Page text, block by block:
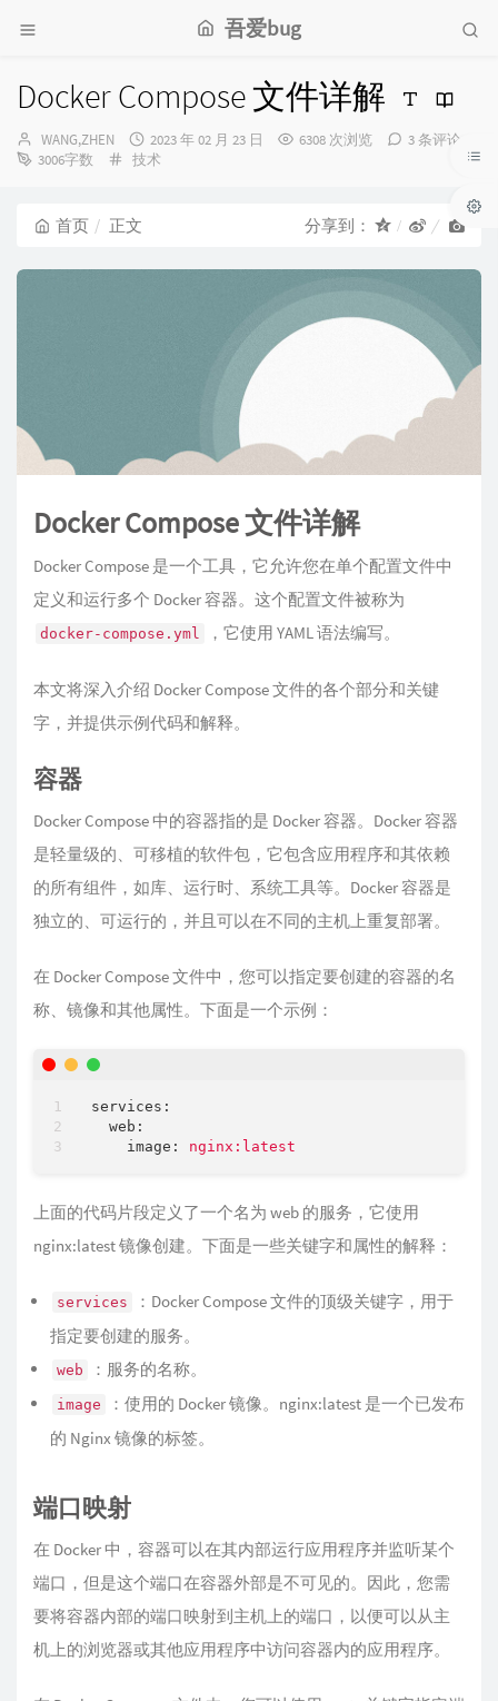
吾爱bug
Docker Compose 文件详解
博
主：
WANG,ZHEN
发
布
2023 年 02 月 23 日 6308 次浏览
3 条评论
3006字数
分
技术
首页 正文 分享到：
Docker Compose 文件详解
Docker Compose 是一个工具，它允许您在单个配置文件中
定义和运行多个 Docker 容器。这个配置文件被称为
docker-compose.yml ，它使用 YAML 语法编写。
本文将深入介绍 Docker Compose 文件的各个部分和关键
字，并提供示例代码和解释。
容器
Docker Compose 中的容器指的是 Docker 容器。Docker 容器
是轻量级的、可移植的软件包，它包含应用程序和其依赖
的所有组件，如库、运行时、系统工具等。Docker 容器是
独立的、可运行的，并且可以在不同的主机上重复部署。
在 Docker Compose 文件中，您可以指定要创建的容器的名
称、镜像和其他属性。下面是一个示例：
services:
web:
image:
nginx:latest
上面的代码片段定义了一个名为 web 的服务，它使用
nginx:latest 镜像创建。下面是一些关键字和属性的解释：
services
：Docker Compose 文件的顶级关键字，用于
指定要创建的服务。
web ：服务的名称。
image
：使用的 Docker 镜像。nginx:latest 是一个已发布
的 Nginx 镜像的标签。
端口映射
在 Docker 中，容器可以在其内部运行应用程序并监听某个
端口，但是这个端口在容器外部是不可见的。因此，您需
要将容器内部的端口映射到主机上的端口，以便可以从主
机上的浏览器或其他应用程序中访问容器内的应用程序。